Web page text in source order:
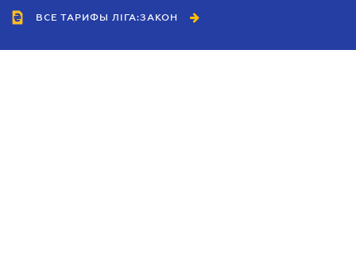
ВСЕ ТАРИФЫ ЛІГА:ЗАКОН